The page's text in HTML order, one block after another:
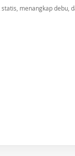
menangkap debu,